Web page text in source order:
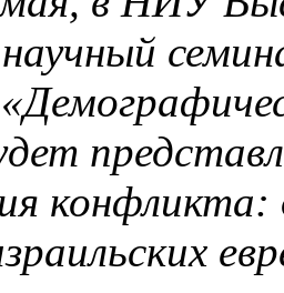
конфликта: